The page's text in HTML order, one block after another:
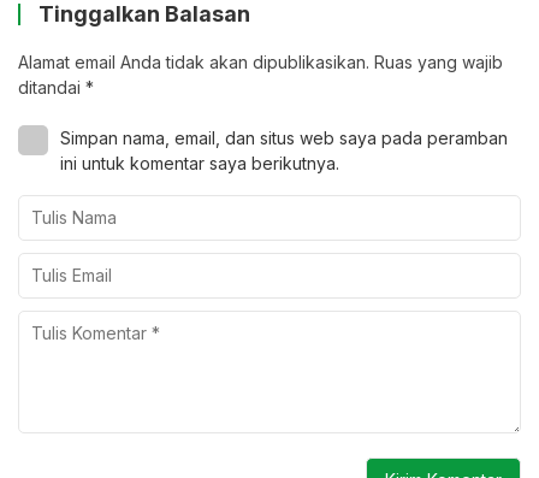
Tinggalkan Balasan
Alamat email Anda tidak akan dipublikasikan. Ruas yang wajib
ditandai *
Simpan nama, email, dan situs web saya pada peramban
ini untuk komentar saya berikutnya.